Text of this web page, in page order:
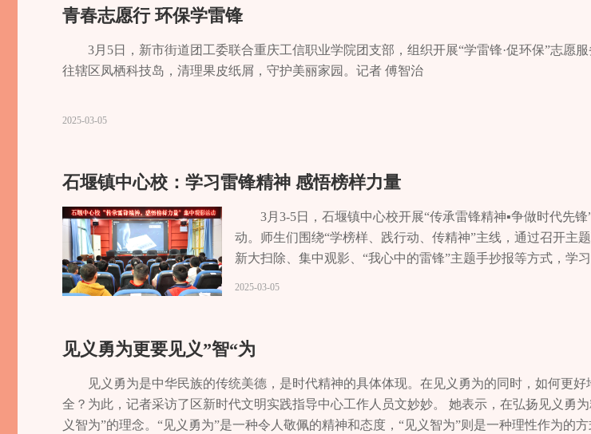
守交通规则、爱护公共环境、践行垃圾分类，让文明始于点滴。做“爱心传递者”，主动帮扶困
老一小”，让温暖浸润人心。做“新风倡导者”，破除陈规陋习、抵制网络谣言、弘扬勤俭节约
者、志愿服务组织、志愿服务工作者继续弘扬“奉献、友爱、互助、进步”的志愿服务精神，
传递者、和谐社会的建设者，共同绘就“渝善渝美 寿城有爱”的渝东新城新画卷。启动仪式上，
青春志愿行 环保学雷锋
3月5日，新市街道团工委联合重庆工信职业学院团支部，组织开展“学雷锋·促环保”志愿
往辖区凤栖科技岛，清理果皮纸屑，守护美丽家园。记者 傅智治
2025-03-05
石堰镇中心校：学习雷锋精神 感悟榜样力量
3月3-5日，石堰镇中心校开展“传承雷锋精神▪争做时代先
动。师生们围绕“学榜样、践行动、传精神”主线，通过召开主
新大扫除、集中观影、“我心中的雷锋”主题手抄报等方式，学
2025-03-05
见义勇为更要见义”智“为
见义勇为是中华民族的传统美德，是时代精神的具体体现。在见义勇为的同时，如何更
全？为此，记者采访了区新时代文明实践指导中心工作人员文妙妙。 她表示，在弘扬见义勇
义智为”的理念。“见义勇为”是一种令人敬佩的精神和态度，“见义智为”则是一种理性作为的